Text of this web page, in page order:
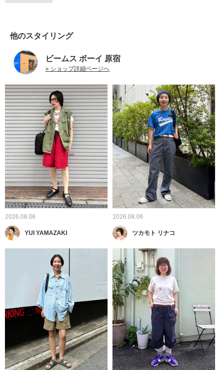
他のスタイリング
ビームス ボーイ 原宿
» ショップ詳細ページへ
2026.08.06
YUI YAMAZAKI
2026.08.06
ツカモト リナコ